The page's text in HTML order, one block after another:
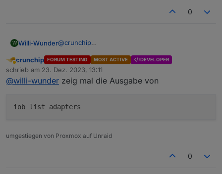
0
W Willi-Wunder@crunchip
Einstellung in der Fritz Box, geht jetzt richtig. Die
anderen Adapter wurden ja alle installiert, er
findet aber Sourceanalytix nicht.
host.iobroker
2023-12-23 13:56:21.842	error	Cannot
host.iobroker
2023-12-23 13:56:20.733	error
host.iobroker
Abwesend
crunchip FORUM TESTING MOST ACTIVE DEVELOPER
schrieb am 23. Dez. 2023, 13:11
zuletzt editiert von
@willi-wunder zeig mal die Ausgabe von
umgestiegen von Proxmox auf Unraid
0